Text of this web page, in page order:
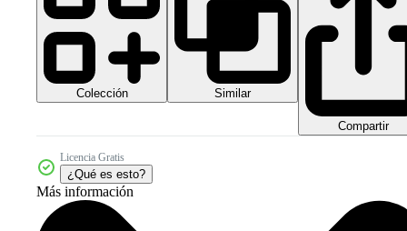
Colección Similar
Compartir
Licencia Gratis
¿Qué es esto?
Más información